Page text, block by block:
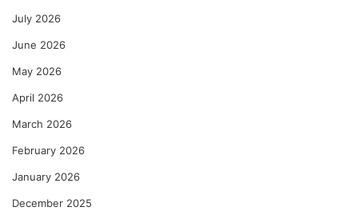
July 2026
June 2026
May 2026
April 2026
March 2026
February 2026
January 2026
December 2025